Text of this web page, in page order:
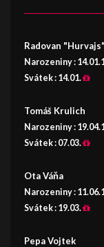
Radovan
Narozeniny :
Svátek : 14.01.
Tomáš Krulich
Narozeniny :
Svátek : 07.03.
Ota Váňa
Narozeniny :
Svátek : 19.03.
Pepa Vojtek